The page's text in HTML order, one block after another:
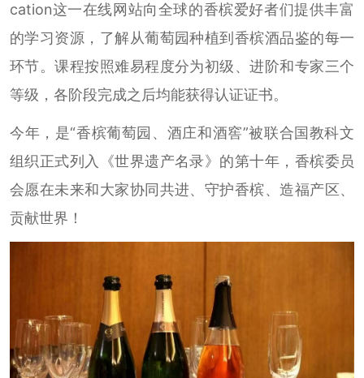
cation这一在线网站向全球的香槟爱好者们提供丰富
的学习资源，了解从葡萄园种植到香槟酒品鉴的每一
环节。课程按照难易程度分为初级、进阶和专家三个
等级，各阶段完成之后均能获得认证证书。
今年，是“香槟葡萄园、酒庄和酒窖”被联合国教科文
组织正式列入《世界遗产名录》的第十年，香槟委员
会愿在未来和大家协同共进、守护香槟、造福产区、
贡献世界！